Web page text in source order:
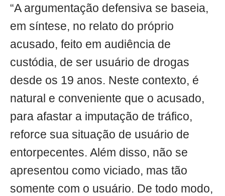
“A argumentação defensiva se baseia,
em síntese, no relato do próprio
acusado, feito em audiência de
custódia, de ser usuário de drogas
desde os 19 anos. Neste contexto, é
natural e conveniente que o acusado,
para afastar a imputação de tráfico,
reforce sua situação de usuário de
entorpecentes. Além disso, não se
apresentou como viciado, mas tão
somente com o usuário. De todo modo,